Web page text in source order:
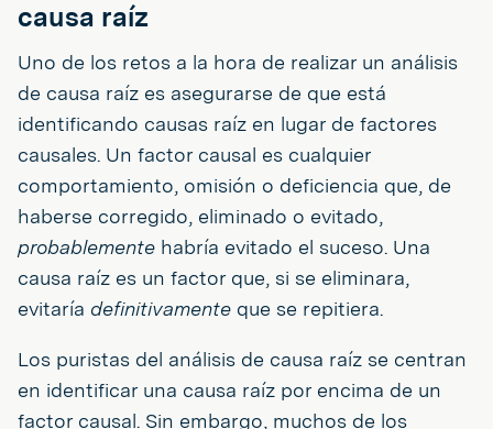
causa raíz
Uno de los retos a la hora de realizar un análisis
de causa raíz es asegurarse de que está
identificando causas raíz en lugar de factores
causales. Un factor causal es cualquier
comportamiento, omisión o deficiencia que, de
haberse corregido, eliminado o evitado,
probablemente habría evitado el suceso. Una
causa raíz es un factor que, si se eliminara,
evitaría definitivamente que se repitiera.
Los puristas del análisis de causa raíz se centran
en identificar una causa raíz por encima de un
factor causal. Sin embargo, muchos de los